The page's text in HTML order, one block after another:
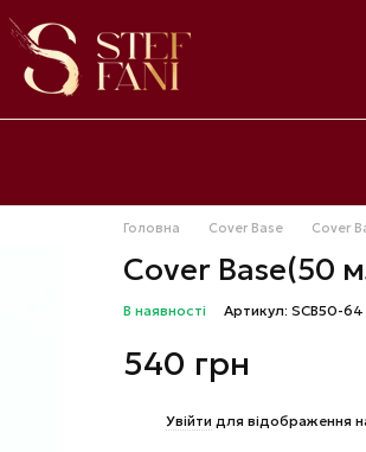
Головна Cover Base Cover
Cover Base(50
В наявності Артикул: SCB50-64
540 грн
Увійти для відображення